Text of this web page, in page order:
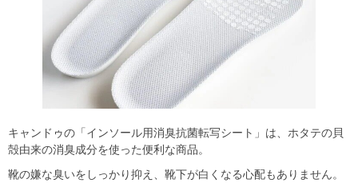
キャンドゥの「インソール用消臭抗菌転写シート」は、ホタテの貝
殻由来の消臭成分を使った便利な商品。
靴の嫌な臭いをしっかり抑え、靴下が白くなる心配もありません。